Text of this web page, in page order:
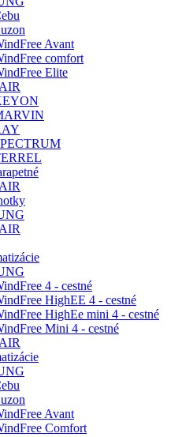
Avant
comfort
Elite
4 - cestné
HighEE 4 - cestné
HighEe mini 4 - cestné
Mini 4 - cestné
Avant
Comfort